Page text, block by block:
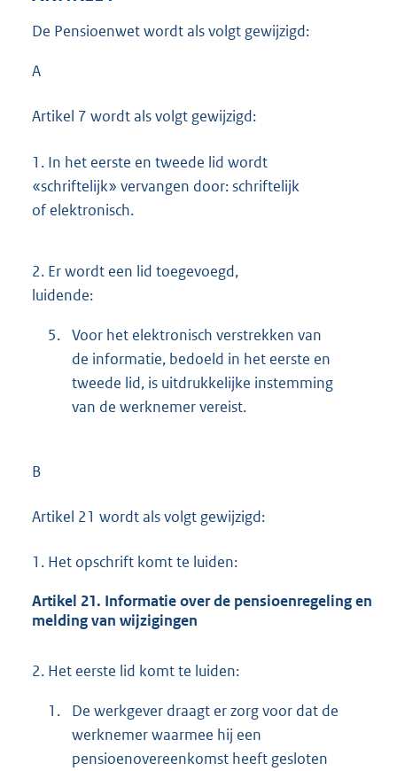
De Pensioenwet wordt als volgt gewijzigd:
A
Artikel 7 wordt als volgt gewijzigd:
1. In het eerste en tweede lid wordt
«schriftelijk» vervangen door: schriftelijk
of elektronisch.
2. Er wordt een lid toegevoegd,
luidende:
5. Voor het elektronisch verstrekken van
de informatie, bedoeld in het eerste en
tweede lid, is uitdrukkelijke instemming
van de werknemer vereist.
B
Artikel 21 wordt als volgt gewijzigd:
1. Het opschrift komt te luiden:
Artikel 21. Informatie over de pensioenregeling en
melding van wijzigingen
2. Het eerste lid komt te luiden:
1.
De werkgever draagt er zorg voor dat de
werknemer waarmee hij een
pensioenovereenkomst heeft gesloten